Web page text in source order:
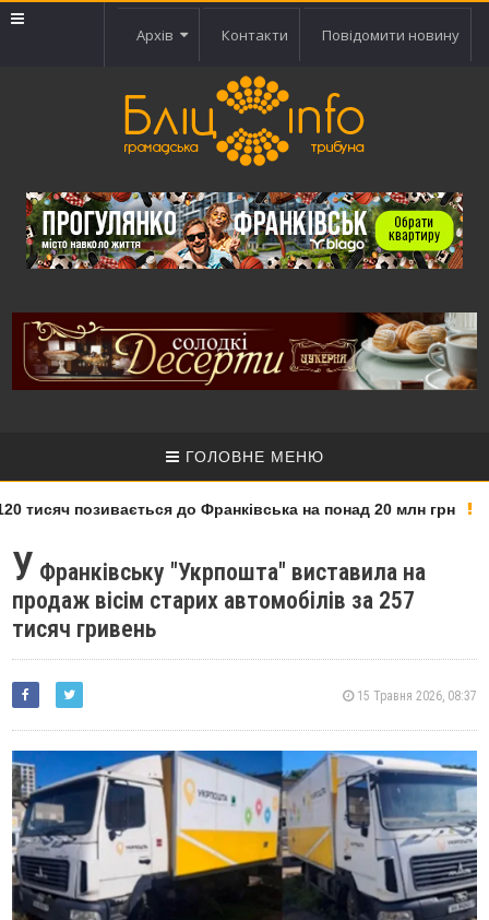
Архів Контакти Повідомити новину
ГОЛОВНЕ МЕНЮ
позивається до Франківська на понад 20 млн грн
У Франківську "Укрпошта" виставила на
продаж вісім старих автомобілів за 257
тисяч гривень
15 Травня 2026, 08:37